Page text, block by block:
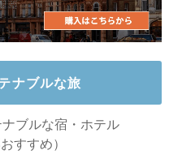
ナブルな旅
ナブルな宿・ホテル
すすめ）